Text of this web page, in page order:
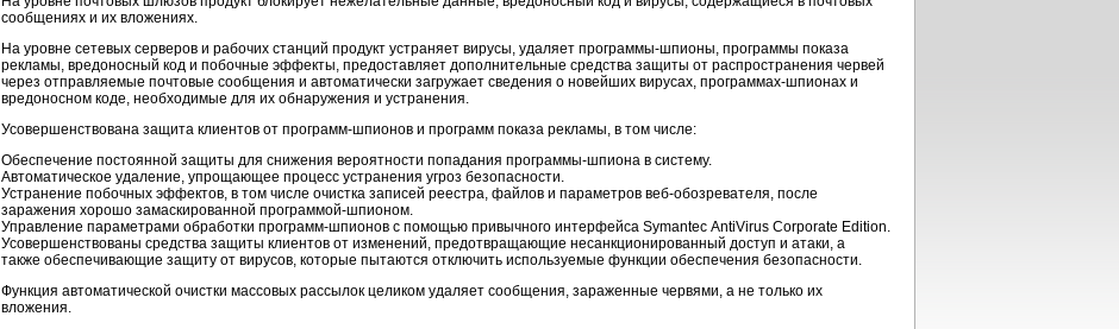
сообщениях и их вложениях.
На уровне сетевых серверов и рабочих станций продукт устраняет вирусы, удаляет программы-шпионы, программы показа
рекламы, вредоносный код и побочные эффекты, предоставляет дополнительные средства защиты от распространения червей
через отправляемые почтовые сообщения и автоматически загружает сведения о новейших вирусах, программах-шпионах и
вредоносном коде, необходимые для их обнаружения и устранения.
Усовершенствована защита клиентов от программ-шпионов и программ показа рекламы, в том числе:
Обеспечение постоянной защиты для снижения вероятности попадания программы-шпиона в систему.
Автоматическое удаление, упрощающее процесс устранения угроз безопасности.
Устранение побочных эффектов, в том числе очистка записей реестра, файлов и параметров веб-обозревателя, после
заражения хорошо замаскированной программой-шпионом.
Управление параметрами обработки программ-шпионов с помощью привычного интерфейса Symantec AntiVirus Corporate Edition.
Усовершенствованы средства защиты клиентов от изменений, предотвращающие несанкционированный доступ и атаки, а
также обеспечивающие защиту от вирусов, которые пытаются отключить используемые функции обеспечения безопасности.
Функция автоматической очистки массовых рассылок целиком удаляет сообщения, зараженные червями, а не только их
вложения.